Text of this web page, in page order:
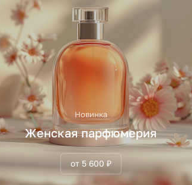
Новинка
Женская парфюмерия
от 5 600 ₽